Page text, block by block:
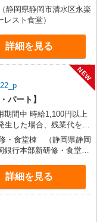
途支給します。
岡県静岡市清水区永楽
スト食堂）
詳細を見る
NEW
パート】
・食堂棟 （静岡県静岡
行本部新研修・食堂棟
詳細を見る